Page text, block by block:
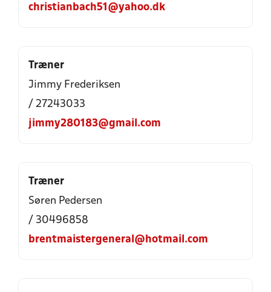
christianbach51@yahoo.dk
Træner
Jimmy Frederiksen
/ 27243033
jimmy280183@gmail.com
Træner
Søren Pedersen
/ 30496858
brentmaistergeneral@hotmail.com